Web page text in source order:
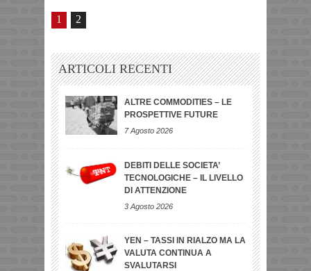
1 2
ARTICOLI RECENTI
ALTRE COMMODITIES – LE
PROSPETTIVE FUTURE
7 Agosto 2026
DEBITI DELLE SOCIETA’
TECNOLOGICHE – IL LIVELLO
DI ATTENZIONE
3 Agosto 2026
YEN – TASSI IN RIALZO MA LA
VALUTA CONTINUA A
SVALUTARSI